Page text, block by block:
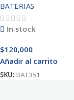
BATERIAS
In stock
$120,000
Añadir al carrito
SKU: BAT351